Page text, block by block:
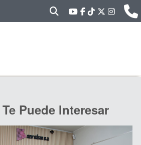
Te Puede Interesar